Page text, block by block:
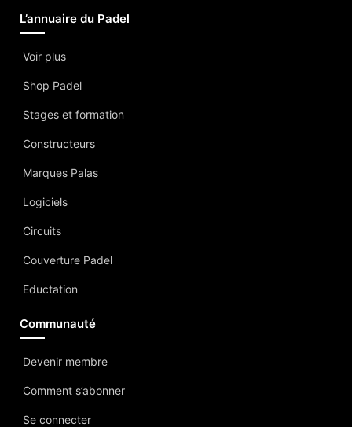
L’annuaire du Padel
Voir plus
Shop Padel
Stages et formation
Constructeurs
Marques Palas
Logiciels
Circuits
Couverture Padel
Eductation
Communauté
Devenir membre
Comment s’abonner
Se connecter